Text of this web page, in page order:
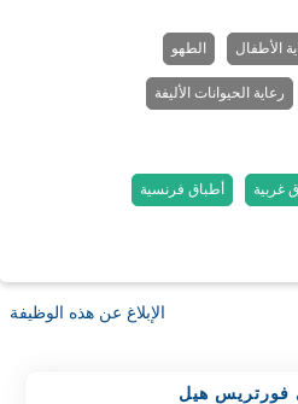
الأطفال الطهو
رعاية الحيوانات الأليفة
غربية أطباق فرنسية
الإبلاغ عن هذه الوظيفة
فورتريس هيل